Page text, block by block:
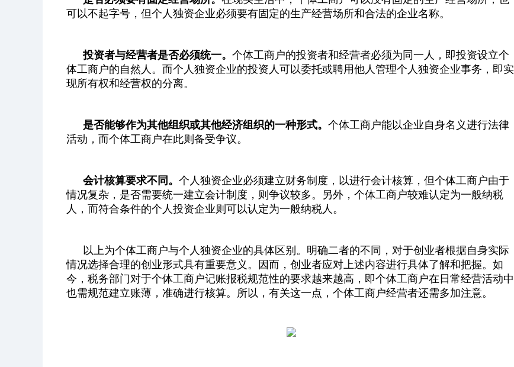
可以不起字号，但个人独资企业必须要有固定的生产经营场所和合法的企业名称。
投资者与经营者是否必须统一。 个体工商户的投资者和经营者必须为同一人，即投资设立个
体工商户的自然人。而个人独资企业的投资人可以委托或聘用他人管理个人独资企业事务，即实
现所有权和经营权的分离。
是否能够作为其他组织或其他经济组织的一种形式。 个体工商户能以企业自身名义进行法律
活动，而个体工商户在此则备受争议。
会计核算要求不同。 个人独资企业必须建立财务制度，以进行会计核算，但个体工商户由于
情况复杂，是否需要统一建立会计制度，则争议较多。另外，个体工商户较难认定为一般纳税
人，而符合条件的个人投资企业则可以认定为一般纳税人。
以上为个体工商户与个人独资企业的具体区别。明确二者的不同，对于创业者根据自身实际
情况选择合理的创业形式具有重要意义。因而，创业者应对上述内容进行具体了解和把握。如
今，税务部门对于个体工商户记账报税规范性的要求越来越高，即个体工商户在日常经营活动中
也需规范建立账薄，准确进行核算。所以，有关这一点，个体工商户经营者还需多加注意。